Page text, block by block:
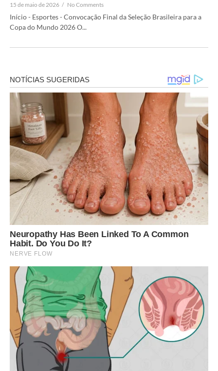
15 de maio de 2026 / No Comments
Início - Esportes - Convocação Final da Seleção Brasileira para a
Copa do Mundo 2026 O...